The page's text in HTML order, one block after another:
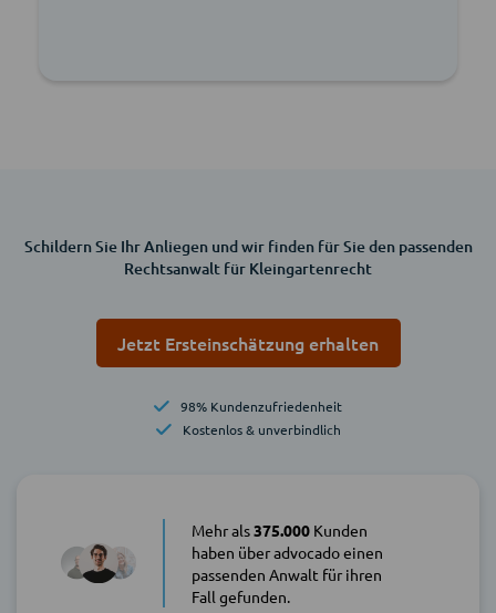
Schildern Sie Ihr Anliegen und wir finden für Sie den passenden
Rechtsanwalt für Kleingartenrecht
Jetzt Ersteinschätzung erhalten
98% Kundenzufriedenheit
Kostenlos & unverbindlich
Mehr als375.000Kunden
haben über advocado einen
passenden Anwalt für ihren
Fall gefunden.